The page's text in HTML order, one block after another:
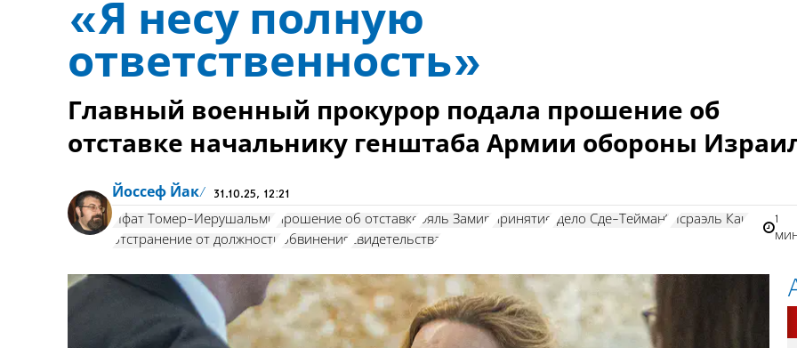
«Я несу полную
ответственность»
Главный военный прокурор подала прошение об
отставке начальнику генштаба Армии обороны
Йоссеф Йак 31.10.25, 12:21
Ифат Томер-Йерушальми прошение об отставке Эяль Замир принятие "дело Сде-Тейман" Исраэль Кац
отстранение от должности
обвинения свидетельства
1